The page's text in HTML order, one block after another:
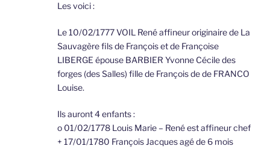
Les voici :
Le 10/02/1777 VOIL René affineur originaire de La
Sauvagère fils de François et de Françoise
LIBERGE épouse BARBIER Yvonne Cécile des
forges (des Salles) fille de François de de FRANCO
Louise.
Ils auront 4 enfants :
o 01/02/1778 Louis Marie – René est affineur chef
+ 17/01/1780 François Jacques agé de 6 mois